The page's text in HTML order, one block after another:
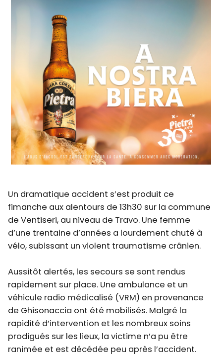
Un dramatique accident s’est produit ce
fimanche aux alentours de 13h30 sur la commune
de Ventiseri, au niveau de Travo. Une femme
d’une trentaine d’années a lourdement chuté à
vélo, subissant un violent traumatisme crânien.
Aussitôt alertés, les secours se sont rendus
rapidement sur place. Une ambulance et un
véhicule radio médicalisé (VRM) en provenance
de Ghisonaccia ont été mobilisés. Malgré la
rapidité d’intervention et les nombreux soins
prodigués sur les lieux, la victime n’a pu être
ranimée et est décédée peu après l’accident.